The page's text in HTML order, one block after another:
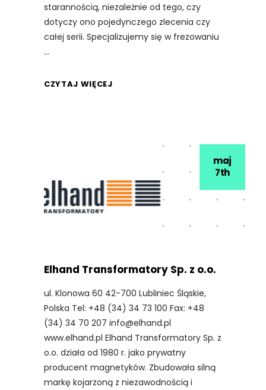
starannością, niezależnie od tego, czy
dotyczy ono pojedynczego zlecenia czy
całej serii. Specjalizujemy się w frezowaniu
CZYTAJ WIĘCEJ
maj
7th
Elhand Transformatory Sp. z o.o.
ul. Klonowa 60 42-700 Lubliniec Śląskie,
Polska Tel: +48 (34) 34 73 100 Fax: +48
(34) 34 70 207 info@elhand.pl
www.elhand.pl Elhand Transformatory Sp. z
o.o. działa od 1980 r. jako prywatny
producent magnetyków. Zbudowała silną
markę kojarzoną z niezawodnością i